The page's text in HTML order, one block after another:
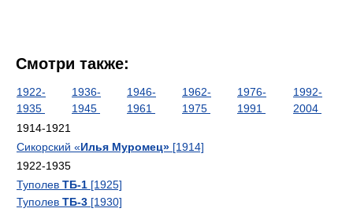
Смотри также:
1922-
1935
1936-
1945
1946-
1961
1962-
1975
1976-
1991
1992-
2004
1914-1921
Сикорский «Илья Муромец» [1914]
1922-1935
Туполев ТБ-1 [1925]
Туполев ТБ-3 [1930]